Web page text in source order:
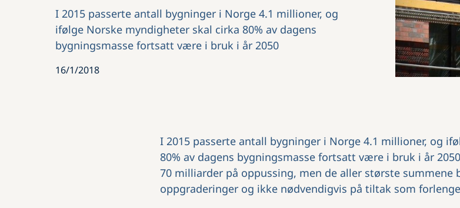
I 2015 passerte antall bygninger i Norge 4.1 millioner, og
ifølge Norske myndigheter skal cirka 80% av dagens
bygningsmasse fortsatt være i bruk i år 2050
16/1/2018
I 2015 passerte antall bygninger i Norge 4.1 millioner, og
80% av dagens bygningsmasse fortsatt være i bruk i år
70 milliarder på oppussing, men de aller største summene
oppgraderinger og ikke nødvendigvis på tiltak som